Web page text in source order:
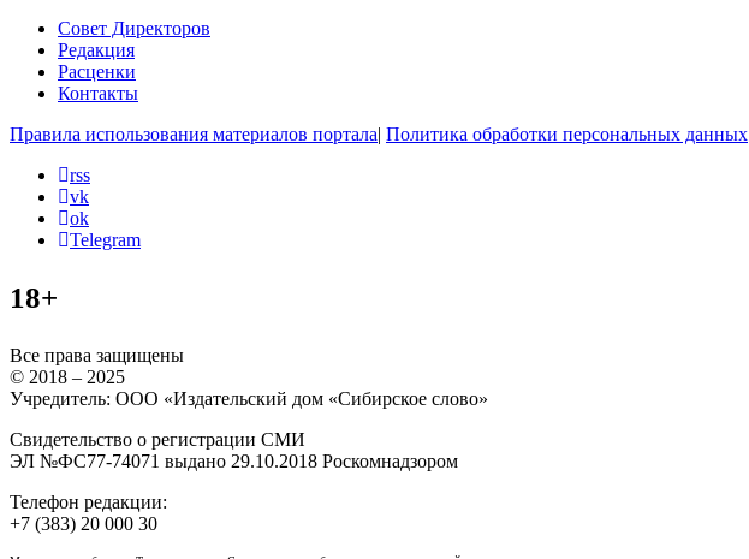
Совет Директоров
Редакция
Расценки
Контакты
Правила использования материалов портала| Политика обработки персональных данных
rss
vk
ok
Telegram
18+
Все права защищены
© 2018 – 2025
Учредитель: ООО «Издательский дом «Сибирское слово»
Свидетельство о регистрации СМИ
ЭЛ №ФС77-74071 выдано 29.10.2018 Роскомнадзором
Телефон редакции:
+7 (383) 20 000 30